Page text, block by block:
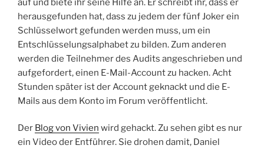
auf und biete ihr seine Hilfe an. Er schreibt ihr, dass er
herausgefunden hat, dass zu jedem der fünf Joker ein
Schlüsselwort gefunden werden muss, um ein
Entschlüsselungsalphabet zu bilden. Zum anderen
werden die Teilnehmer des Audits angeschrieben und
aufgefordert, einen E-Mail-Account zu hacken. Acht
Stunden später ist der Account geknackt und die E-
Mails aus dem Konto im Forum veröffentlicht.
Der Blog von Vivien wird gehackt. Zu sehen gibt es nur
ein Video der Entführer. Sie drohen damit, Daniel